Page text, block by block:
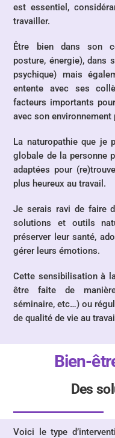
est essentiel,
travailler.
Être bien dans son
posture, énergie),dans
psychique) mais
entente avec ses
facteurs importants pour
avec son
La naturopathie que je
globale de la personne
adaptées pour
plus heureux au travail.
Je serais ravi de faire
solutions et outils
préserver leur santé,
gérer leurs émotions.
Cette sensibilisation à
être faite de
séminaire, etc…) ou
de qualité de vie au
Bien-
Des
Voici le type